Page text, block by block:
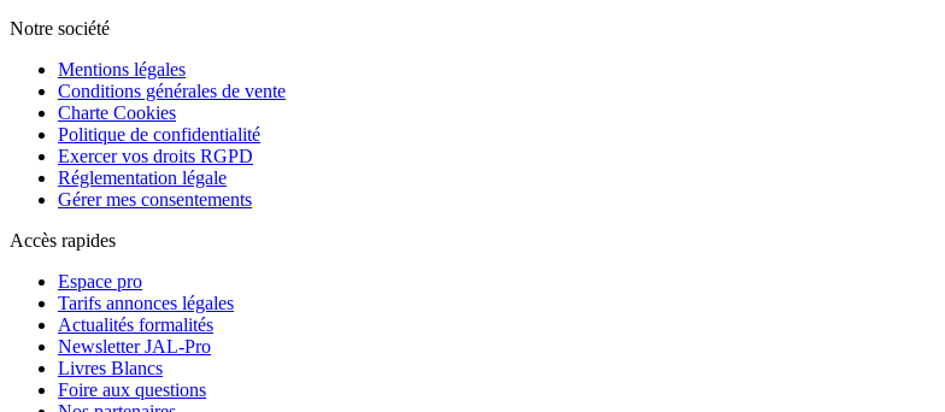
Notre société
Mentions légales
Conditions générales de vente
Charte Cookies
Politique de confidentialité
Exercer vos droits RGPD
Réglementation légale
Gérer mes consentements
Accès rapides
Espace pro
Tarifs annonces légales
Actualités formalités
Newsletter JAL-Pro
Livres Blancs
Foire aux questions